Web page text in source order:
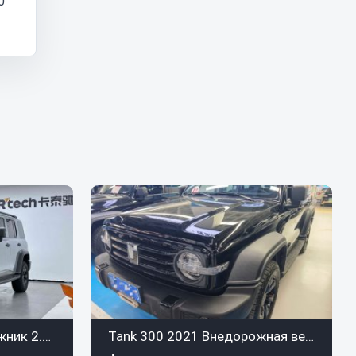
Tank 300 2021 Внедорожник 2.0T Challenger Tank 300 2021 Внедорожная версия 2.0T Conqueror